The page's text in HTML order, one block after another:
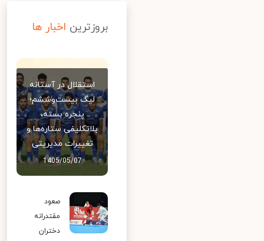
بروزترین اخبار ها
استقلال در آستانه
لیگ بیست‌وششم؛
پنجره بسته،
بلاتکلیفی ستاره‌ها و
تغییرات مدیریتی
1405/05/07
صعود
مقتدرانه
دختران